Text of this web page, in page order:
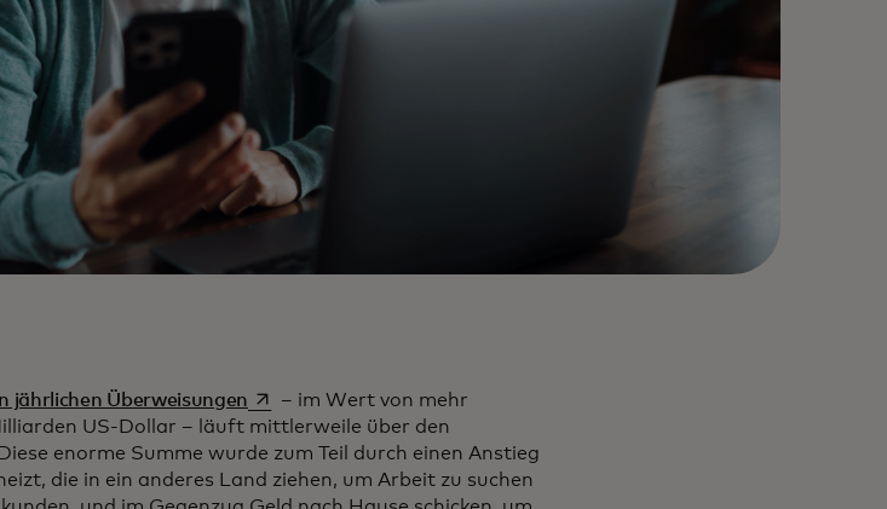
jährlichen Überweisungen wird in einer neuen Registerkarte geöffnet
– im Wert von mehr
US-Dollar – läuft mittlerweile über den
enorme Summe wurde zum Teil durch einen Anstieg
die in ein anderes Land ziehen, um Arbeit zu suchen